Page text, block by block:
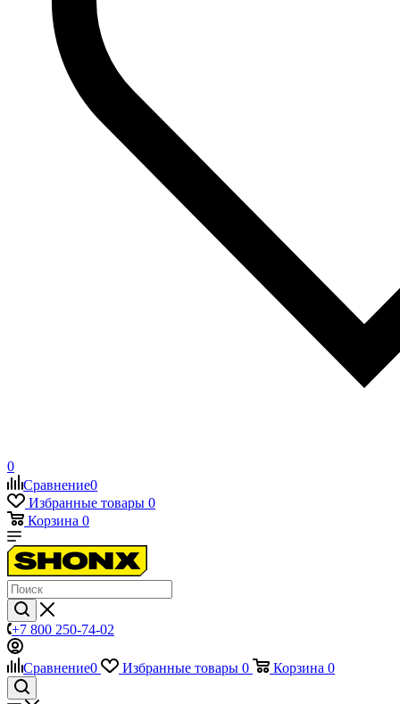
0
Сравнение0
Избранные товары 0
Корзина 0
+7 800 250-74-02
Сравнение0 Избранные товары 0 Корзина 0